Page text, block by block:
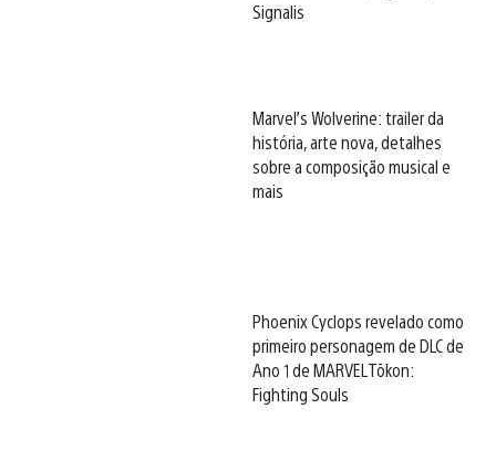
Signalis
Marvel’s Wolverine: trailer da
história, arte nova, detalhes
sobre a composição musical e
mais
Phoenix Cyclops revelado como
primeiro personagem de DLC de
Ano 1 de MARVEL Tōkon:
Fighting Souls